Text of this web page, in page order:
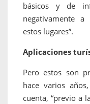
básicos y de
negativamente
estos lugares”.
Aplicaciones
Pero estos son
hace varios
cuenta, “previo a